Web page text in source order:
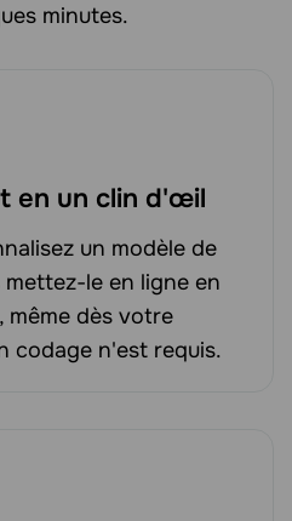
minutes.
en un clin d'œil
un modèle de
le en ligne en
même dès votre
codage n'est requis.